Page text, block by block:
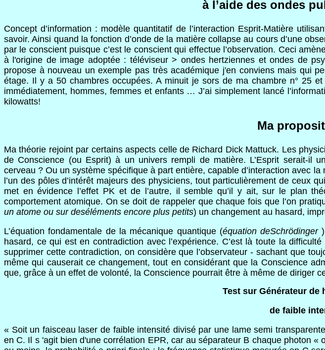
à l’aide des ondes
Concept d’information : modèle quantitatif de l’interaction Esprit-Matière
savoir. Ainsi quand la fonction d’onde de la matière collapse au cours d’une
par le conscient puisque c’est le conscient qui effectue l’observation. Ceci
à l'origine de image adoptée : téléviseur > ondes hertziennes et ondes de
propose à nouveau un exemple pas très académique j'en conviens mais qui
étage. Il y a 50 chambres occupées. A minuit je sors de ma chambre n° 25
immédiatement, hommes, femmes et enfants … J’ai simplement lancé
kilowatts!
Ma
Ma théorie rejoint par certains aspects celle de Richard Dick Mattuck. Les
de Conscience (ou Esprit) à un univers rempli de matière. L’Esprit serait-il
cerveau ? Ou un système spécifique à part entière, capable d’interaction avec
l’un des pôles d’intérêt majeurs des physiciens, tout particulièrement de ceux
met en évidence l’effet PK et de l’autre, il semble qu’il y ait, sur le plan
comportement atomique. On se doit de rappeler que chaque fois que l’on
un atome ou sur deséléments encore plus petits) un changement au hasard,
L’équation fondamentale de la mécanique quantique (équation deSchrödinger)
hasard, ce qui est en contradiction avec l’expérience. C’est là toute la
supprimer cette contradiction, on considère que l’observateur - sachant que
même qui causerait ce changement, tout en considérant que la Conscience
que, grâce à un effet de volonté, la Conscience pourrait être à même de diriger
Test sur Générateur de
de faible
« Soit un faisceau laser de faible intensité divisé par une lame semi
en C. Il s 'agit bien d'une corrélation EPR, car au séparateur B chaque photon